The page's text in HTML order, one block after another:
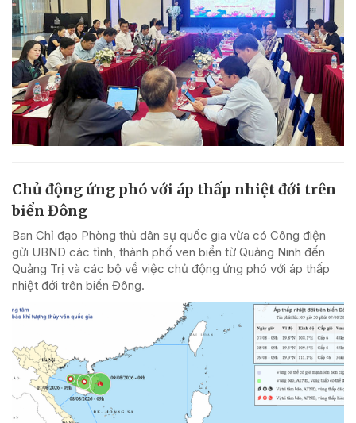
Chủ động ứng phó với áp thấp nhiệt đới trên
biển Đông
Ban Chỉ đạo Phòng thủ dân sự quốc gia vừa có Công điện
gửi UBND các tỉnh, thành phố ven biển từ Quảng Ninh đến
Quảng Trị và các bộ về việc chủ động ứng phó với áp thấp
nhiệt đới trên biển Đông.